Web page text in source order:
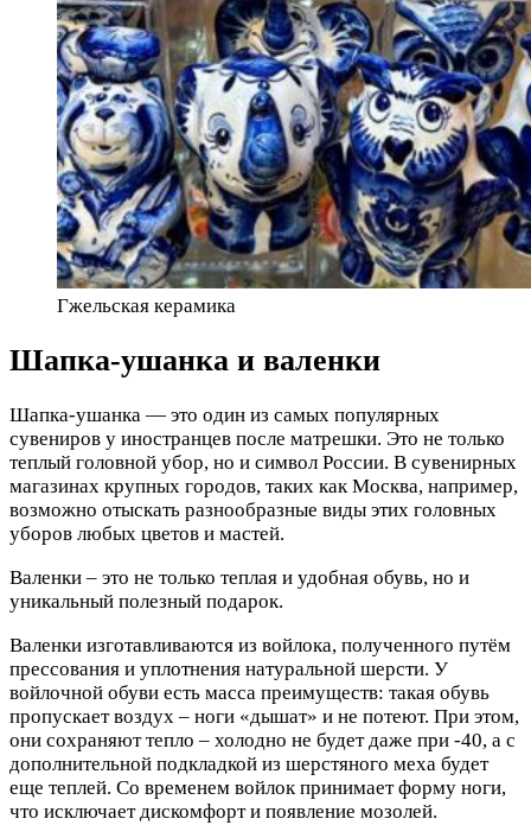
Гжельская керамика
Шапка-ушанка и валенки
Шапка-ушанка — это один из самых популярных
сувениров у иностранцев после матрешки. Это не только
теплый головной убор, но и символ России. В сувенирных
магазинах крупных городов, таких как Москва, например,
возможно отыскать разнообразные виды этих головных
уборов любых цветов и мастей.
Валенки – это не только теплая и удобная обувь, но и
уникальный полезный подарок.
Валенки изготавливаются из войлока, полученного путём
прессования и уплотнения натуральной шерсти. У
войлочной обуви есть масса преимуществ: такая обувь
пропускает воздух – ноги «дышат» и не потеют. При этом,
они сохраняют тепло – холодно не будет даже при -40, а с
дополнительной подкладкой из шерстяного меха будет
еще теплей. Со временем войлок принимает форму ноги,
что исключает дискомфорт и появление мозолей.